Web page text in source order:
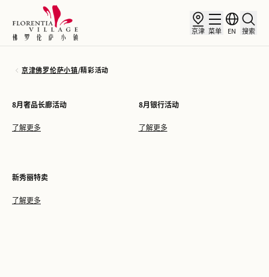
京津 菜单 EN 搜索
京津佛罗伦萨小镇/精彩活动
8月奢品长廊活动
了解更多
8月银行活动
了解更多
新秀丽特卖
了解更多